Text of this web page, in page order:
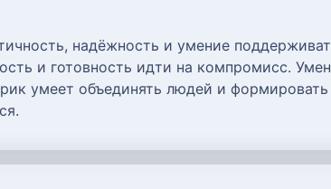
надёжность и умение
и готовность идти на компромисс.
умеет объединять людей и